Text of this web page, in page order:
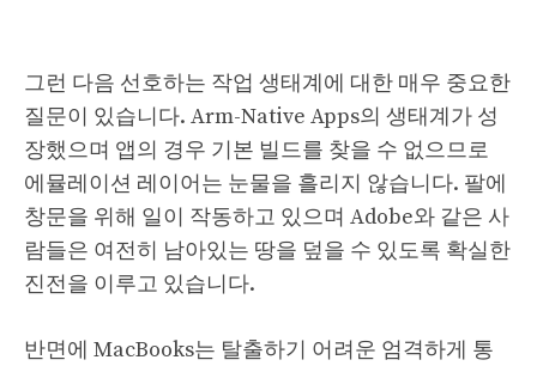
그런 다음 선호하는 작업 생태계에 대한 매우 중요한
질문이 있습니다. Arm-Native Apps의 생태계가 성
장했으며 앱의 경우 기본 빌드를 찾을 수 없으므로
에뮬레이션 레이어는 눈물을 흘리지 않습니다. 팔에
창문을 위해 일이 작동하고 있으며 Adobe와 같은 사
람들은 여전히 ​​남아있는 땅을 덮을 수 있도록 확실한
진전을 이루고 있습니다.
반면에 MacBooks는 탈출하기 어려운 엄격하게 통